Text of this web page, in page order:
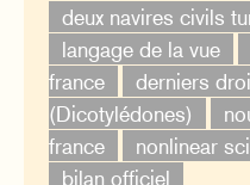
deux navires civils
langage de la vue
france
derniers
(Dicotylédones)
france
nonlinear
bilan officiel